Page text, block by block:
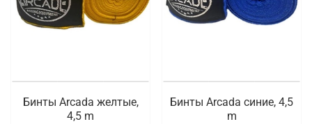
Бинты Arcada желтые,
4,5 m
Бинты Arcada синие, 4,5
m